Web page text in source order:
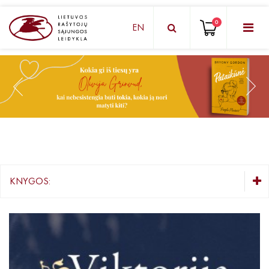
KNYGŲ DĖŽUTĖ - STAIGMENA
Grožinė literatūra
Knygos su autografais
EN 0
KNYGOS:
Grožinė literatūra
Negrožinė literatūra